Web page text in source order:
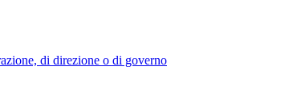
di direzione o di governo